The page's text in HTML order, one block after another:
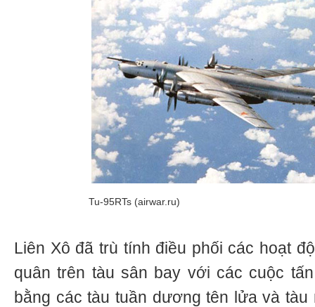
Tu-95RTs (airwar.ru)
Liên Xô đã trù tính điều phối các hoạt
quân trên tàu sân bay với các cuộc
bằng các tàu tuần dương tên lửa và tàu